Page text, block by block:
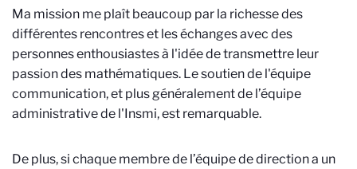
Ma mission me plaît beaucoup par la richesse des
différentes rencontres et les échanges avec des
personnes enthousiastes à l'idée de transmettre leur
passion des mathématiques. Le soutien de l'équipe
communication, et plus généralement de l’équipe
administrative de l'Insmi, est remarquable.
De plus, si chaque membre de l’équipe de direction a un